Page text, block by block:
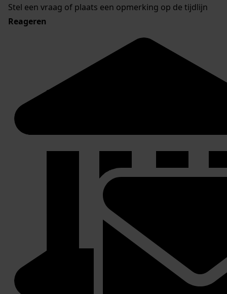
Stel een vraag of plaats een opmerking op de tijdlijn
Reageren